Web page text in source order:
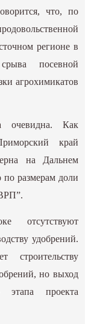
что, по
регионе в
посевной
агрохимикатов
очевидна. Как
край
на Дальнем
по размерам доли
отсутствуют
удобрений.
но выход
проекта